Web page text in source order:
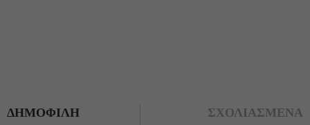
ΔΗΜΟΦΙΛΗ ΣΧΟΛΙΑΣΜΕΝΑ